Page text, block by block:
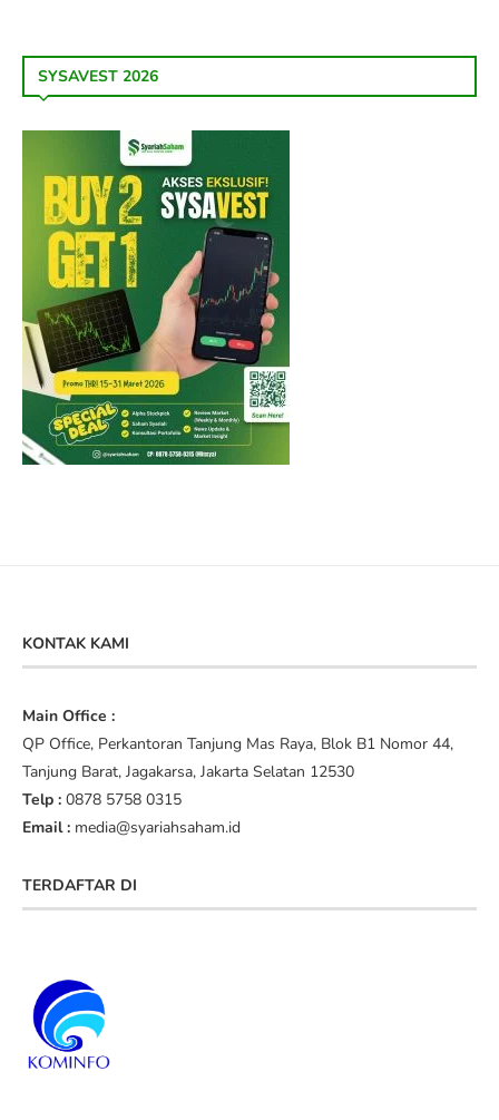
SYSAVEST 2026
KONTAK KAMI
Main Office :
QP Office, Perkantoran Tanjung Mas Raya, Blok B1 Nomor 44,
Tanjung Barat, Jagakarsa, Jakarta Selatan 12530
Telp : 0878 5758 0315
Email : media@syariahsaham.id
TERDAFTAR DI